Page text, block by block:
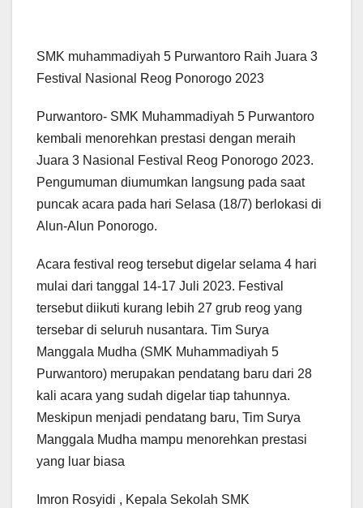
SMK muhammadiyah 5 Purwantoro Raih Juara 3
Festival Nasional Reog Ponorogo 2023
Purwantoro- SMK Muhammadiyah 5 Purwantoro
kembali menorehkan prestasi dengan meraih
Juara 3 Nasional Festival Reog Ponorogo 2023.
Pengumuman diumumkan langsung pada saat
puncak acara pada hari Selasa (18/7) berlokasi di
Alun-Alun Ponorogo.
Acara festival reog tersebut digelar selama 4 hari
mulai dari tanggal 14-17 Juli 2023. Festival
tersebut diikuti kurang lebih 27 grub reog yang
tersebar di seluruh nusantara. Tim Surya
Manggala Mudha (SMK Muhammadiyah 5
Purwantoro) merupakan pendatang baru dari 28
kali acara yang sudah digelar tiap tahunnya.
Meskipun menjadi pendatang baru, Tim Surya
Manggala Mudha mampu menorehkan prestasi
yang luar biasa
Imron Rosyidi , Kepala Sekolah SMK